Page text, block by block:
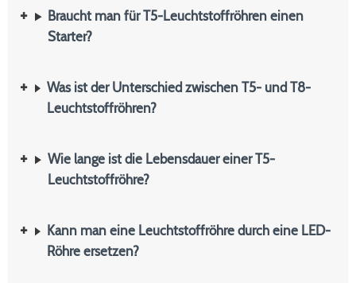
Braucht man für T5-Leuchtstoffröhren einen
Starter?
Was ist der Unterschied zwischen T5- und T8-
Leuchtstoffröhren?
Wie lange ist die Lebensdauer einer T5-
Leuchtstoffröhre?
Kann man eine Leuchtstoffröhre durch eine LED-
Röhre ersetzen?